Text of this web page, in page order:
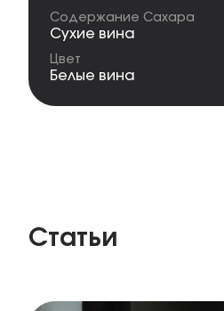
Содержание Сахара
Сухие вина
Цвет
Белые вина
Статьи